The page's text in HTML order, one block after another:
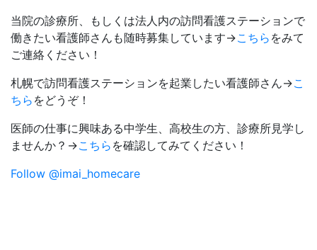
当院の診療所、もしくは法人内の訪問看護ステーションで
働きたい看護師さんも随時募集しています→こちら をみて
ご連絡ください！
札幌で訪問看護ステーションを起業したい看護師さん→こ
ちら をどうぞ！
医師の仕事に興味ある中学生、高校生の方、診療所見学し
ませんか？→こちら を確認してみてください！
Follow @imai_homecare